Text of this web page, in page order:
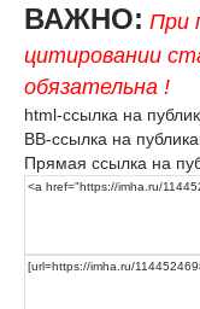
ВАЖНО: При
цитировании
обязательна !
html-ссылка на
BB-ссылка на
Прямая ссылка на